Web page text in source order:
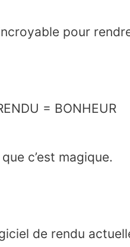
pour
= BONHEUR
c’est magique.
de rendu